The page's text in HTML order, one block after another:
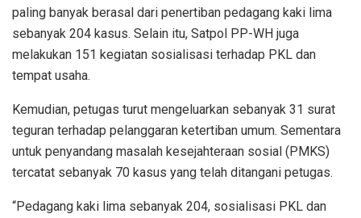
paling banyak berasal dari penertiban pedagang kaki lima
sebanyak 204 kasus. Selain itu, Satpol PP-WH juga
melakukan 151 kegiatan sosialisasi terhadap PKL dan
tempat usaha.
Kemudian, petugas turut mengeluarkan sebanyak 31 surat
teguran terhadap pelanggaran ketertiban umum. Sementara
untuk penyandang masalah kesejahteraan sosial (PMKS)
tercatat sebanyak 70 kasus yang telah ditangani petugas.
“Pedagang kaki lima sebanyak 204, sosialisasi PKL dan